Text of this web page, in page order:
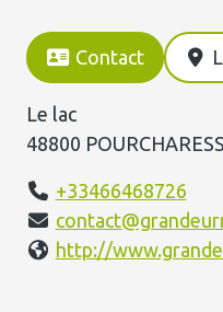
Contact
Le lac
48800
+33466468726
http://